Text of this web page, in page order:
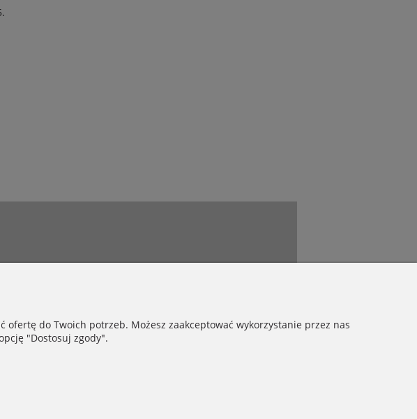
do Twoich potrzeb. Możesz zaakceptować wykorzystanie przez nas
"Dostosuj zgody".